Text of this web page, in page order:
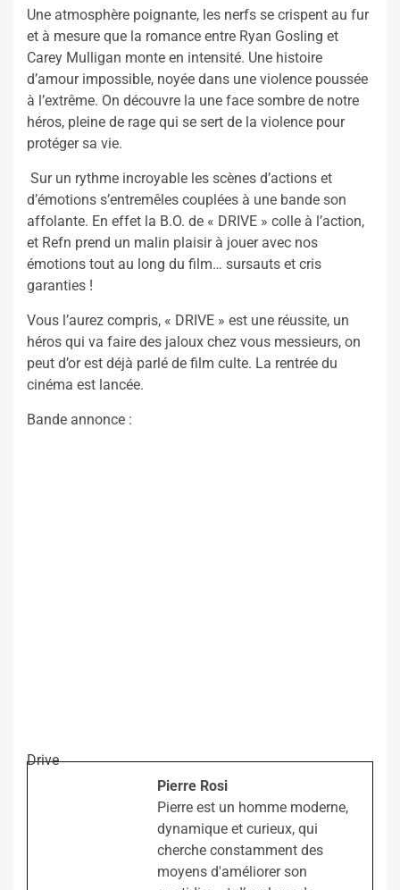
Une atmosphère poignante, les nerfs se crispent au fur
et à mesure que la romance entre Ryan Gosling et
Carey Mulligan monte en intensité. Une histoire
d’amour impossible, noyée dans une violence poussée
à l’extrême. On découvre la une face sombre de notre
héros, pleine de rage qui se sert de la violence pour
protéger sa vie.
Sur un rythme incroyable les scènes d’actions et
d’émotions s’entremêles couplées à une bande son
affolante. En effet la B.O. de « DRIVE » colle à l’action,
et Refn prend un malin plaisir à jouer avec nos
émotions tout au long du film… sursauts et cris
garanties !
Vous l’aurez compris, « DRIVE » est une réussite, un
héros qui va faire des jaloux chez vous messieurs, on
peut d’or est déjà parlé de film culte. La rentrée du
cinéma est lancée.
Bande annonce :
Drive
Pierre Rosi
Pierre est un homme moderne,
dynamique et curieux, qui
cherche constamment des
moyens d'améliorer son